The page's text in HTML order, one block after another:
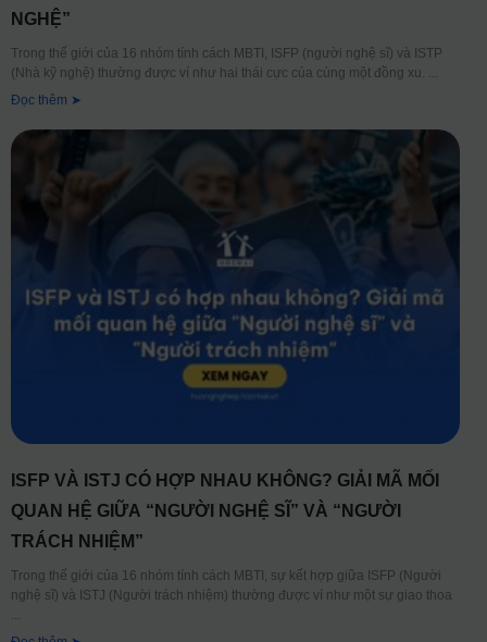
NGHỆ”
Trong thế giới của 16 nhóm tính cách MBTI, ISFP (người nghệ sĩ) và ISTP
(Nhà kỹ nghệ) thường được ví như hai thái cực của cùng một đồng xu.
Đọc thêm ➤
ISFP VÀ ISTJ CÓ HỢP NHAU KHÔNG? GIẢI MÃ MỐI
QUAN HỆ GIỮA “NGƯỜI NGHỆ SĨ” VÀ “NGƯỜI
TRÁCH NHIỆM”
Trong thế giới của 16 nhóm tính cách MBTI, sự kết hợp giữa ISFP (Người
nghệ sĩ) và ISTJ (Người trách nhiệm) thường được ví như một sự giao thoa